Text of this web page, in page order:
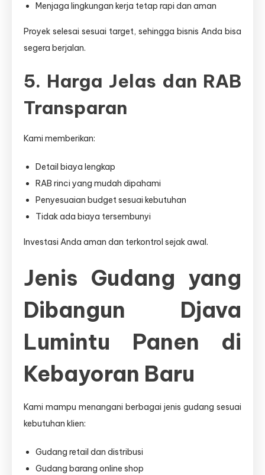
Menjaga lingkungan kerja tetap rapi dan aman
Proyek selesai sesuai target, sehingga bisnis Anda bisa
segera berjalan.
5. Harga Jelas dan RAB
Transparan
Kami memberikan:
Detail biaya lengkap
RAB rinci yang mudah dipahami
Penyesuaian budget sesuai kebutuhan
Tidak ada biaya tersembunyi
Investasi Anda aman dan terkontrol sejak awal.
Jenis Gudang yang
Dibangun Djava
Lumintu Panen di
Kebayoran Baru
Kami mampu menangani berbagai jenis gudang sesuai
kebutuhan klien:
Gudang retail dan distribusi
Gudang barang online shop